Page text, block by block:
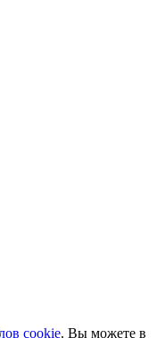
cookie. Вы можете в